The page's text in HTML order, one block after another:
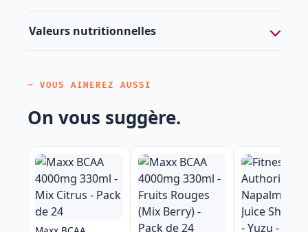
Valeurs nutritionnelles
— VOUS AIMEREZ AUSSI
On vous suggère.